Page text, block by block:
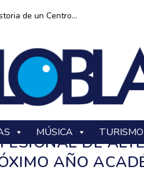
de un Centro...
MÚSICA TURISMO
DE
AÑO